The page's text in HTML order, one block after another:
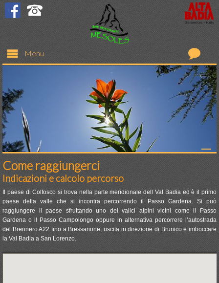
Menu
Prezzi
Richiesta
Colfosco
Come raggiungerci
Indicazioni e calcolo percorso
Il paese di Colfosco si trova nella parte meridionale dell Val Badia ed è il primo
paese della valle che si incontra percorrendo il Passo Gardena. Si può
raggiungere il paese sfruttando uno dei valici alpini vicini come il Passo
Gardena o il Passo Campolongo oppure in alternativa percorrere l’autostrada
del Brennero A22 fino a Bressanone, uscita in direzione di Brunico e imboccare
la Val Badia a San Lorenzo.